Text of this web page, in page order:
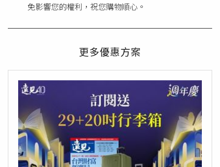
免影響您的權利，祝您購物順心。
更多優惠方案